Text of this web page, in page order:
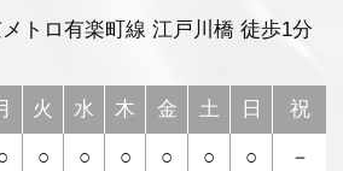
トロ有楽町線 江戸川橋 徒歩1分
火 水 木 金 土 日 祝
○ ○ ○ ○ ○ ○ －